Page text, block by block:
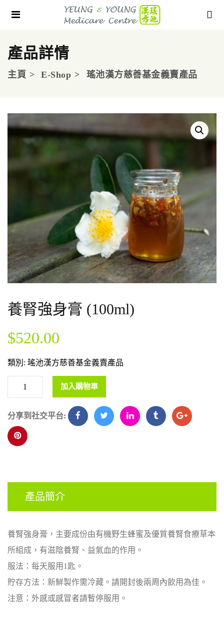
產品詳情
主頁 E-Shop 瑤池漢方慈善基金義賣產品
養腎強身膏 (100ml)
$520.00
類別: 瑤池漢方慈善基金義賣產品
加入購物車
分享到社交平台:
產品簡介
養腎強身膏，主要成份由有機野生蜂蜜及優質養腎食療草本
所組成， 有滋陰養腎、益氣血的作用。
服法 ：每天服用 1匙。
貯存方法： 新鮮製作需冷藏。請開封後兩周內飲用為佳。
注意：外感或感冒者請暫停服用。